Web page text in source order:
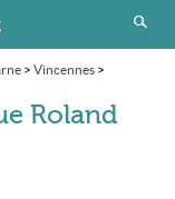
> Vincennes>
Roland